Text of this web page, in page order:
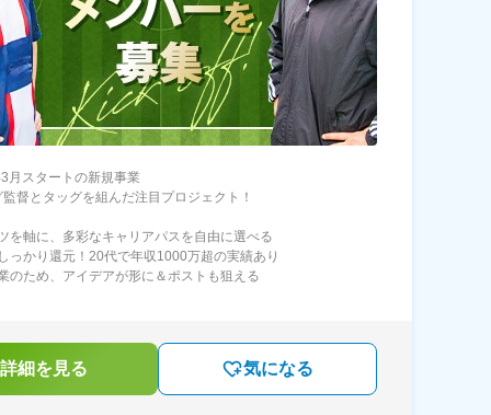
スタートの新規事業
督とタッグを組んだ注目プロジェクト！
を軸に、多彩なキャリアパスを自由に選べる
っかり還元！20代で年収1000万超の実績あり
のため、アイデアが形に＆ポストも狙える
細を見る 気になる